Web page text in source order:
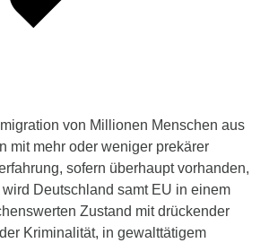
von Millionen Menschen aus
mit mehr oder weniger prekärer
sofern überhaupt vorhanden,
Deutschland samt EU in einem
Zustand mit drückender
Kriminalität, in gewalttätigem